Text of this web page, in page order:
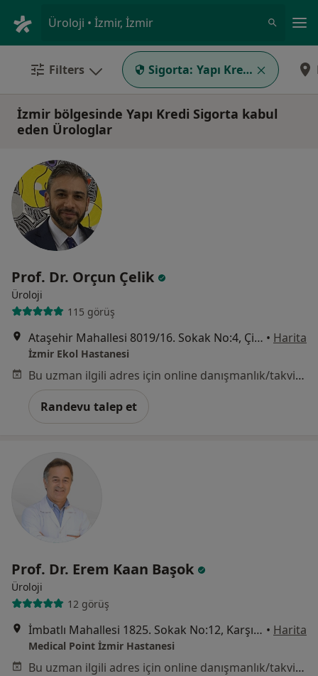
Üroloji • İzmir, İzmir
Filters Sigorta: Yapı Kredi Sigorta
İzmir bölgesinde Yapı Kredi Sigorta kabul
eden Ürologlar
Prof. Dr. Orçun Çelik
Üroloji
115 görüş
Ataşehir Mahallesi 8019/16. Sokak No:4, Çiğli • Harita
İzmir Ekol Hastanesi
Bu uzman ilgili adres için online danışmanlık/takvim sunmuyor.
Randevu talep et
Prof. Dr. Erem Kaan Başok
Üroloji
12 görüş
İmbatlı Mahallesi 1825. Sokak No:12, Karşıyaka • Harita
Medical Point İzmir Hastanesi
Bu uzman ilgili adres için online danışmanlık/takvim sunmuyor.